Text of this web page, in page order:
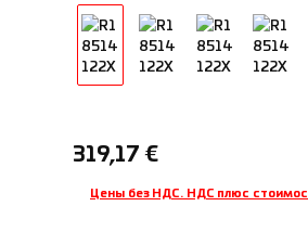
Обычная цена:
319,17 €
Цены без НДС. НДС плюс